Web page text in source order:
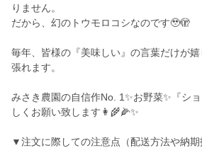
りません。
だから、幻のトウモロコシなのです🥹🫣
毎年、皆様の『美味しい』の言葉だけが
張れます。
みさき農園の自信作No. 1✨お野菜✨『シ
しくお願い致します👩‍🌾🌽✨
▼注文に際しての注意点（配送方法や納